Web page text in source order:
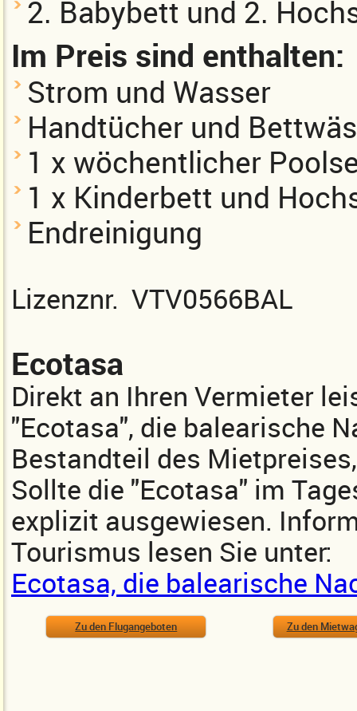
2. Babybett und 2.
Im Preis sind enthalten:
Strom und Wasser
Handtücher und
1 x wöchentlicher
1 x Kinderbett und
Endreinigung
Lizenznr. VTV0566BAL
Ecotasa
Direkt an Ihren Vermieter
"Ecotasa", die balearische
Bestandteil des
Sollte die "Ecotasa" im
explizit ausgewiesen.
Tourismus lesen Sie unter:
Ecotasa, die balearische
Zu den Flugangeboten Zu den